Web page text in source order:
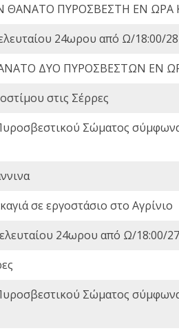
ΘΑΝΑΤΟ ΠΥΡΟΣΒΕΣΤΗ ΕΝ
24ωρου από Ω/18:00/
ΔΥΟ ΠΥΡΟΣΒΕΣΤΩΝ ΕΝ
στις Σέρρες
Σώματος
σε εργοστάσιο στο Αγρίνιο
24ωρου από Ω/18:00/
Σώματος